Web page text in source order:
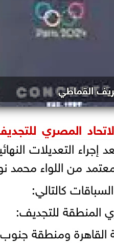
القماطي
المصري
بعد إجراء
من اللواء محمد
كالتالي:
ومنطقة جنوب